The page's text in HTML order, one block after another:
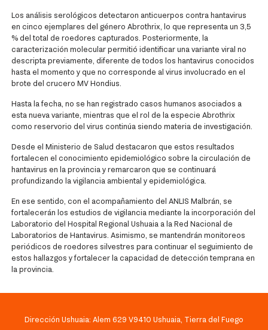
Los análisis serológicos detectaron anticuerpos contra hantavirus
en cinco ejemplares del género Abrothrix, lo que representa un 3,5
% del total de roedores capturados. Posteriormente, la
caracterización molecular permitió identificar una variante viral no
descripta previamente, diferente de todos los hantavirus conocidos
hasta el momento y que no corresponde al virus involucrado en el
brote del crucero MV Hondius.
Hasta la fecha, no se han registrado casos humanos asociados a
esta nueva variante, mientras que el rol de la especie Abrothrix
como reservorio del virus continúa siendo materia de investigación.
Desde el Ministerio de Salud destacaron que estos resultados
fortalecen el conocimiento epidemiológico sobre la circulación de
hantavirus en la provincia y remarcaron que se continuará
profundizando la vigilancia ambiental y epidemiológica.
En ese sentido, con el acompañamiento del ANLIS Malbrán, se
fortalecerán los estudios de vigilancia mediante la incorporación del
Laboratorio del Hospital Regional Ushuaia a la Red Nacional de
Laboratorios de Hantavirus. Asimismo, se mantendrán monitoreos
periódicos de roedores silvestres para continuar el seguimiento de
estos hallazgos y fortalecer la capacidad de detección temprana en
la provincia.
Dirección Ushuaia: Alem 629 V9410 Ushuaia, Tierra del Fuego